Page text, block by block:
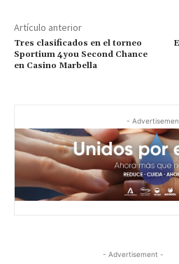
Artículo anterior
Tres clasificados en el torneo
Sportium 4you Second Chance
en Casino Marbella
-
- Advertisement -